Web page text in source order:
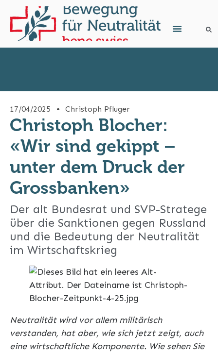
17/04/2025 Christoph Pfluger
Christoph Blocher:
«Wir sind gekippt –
unter dem Druck der
Grossbanken»
Der alt Bundesrat und SVP-Stratege
über die Sanktionen gegen Russland
und die Bedeutung der Neutralität
im Wirtschaftskrieg
Neutralität wird vor allem militärisch
verstanden, hat aber, wie sich jetzt zeigt, auch
eine wirtschaftliche Komponente. Wie sehen Sie